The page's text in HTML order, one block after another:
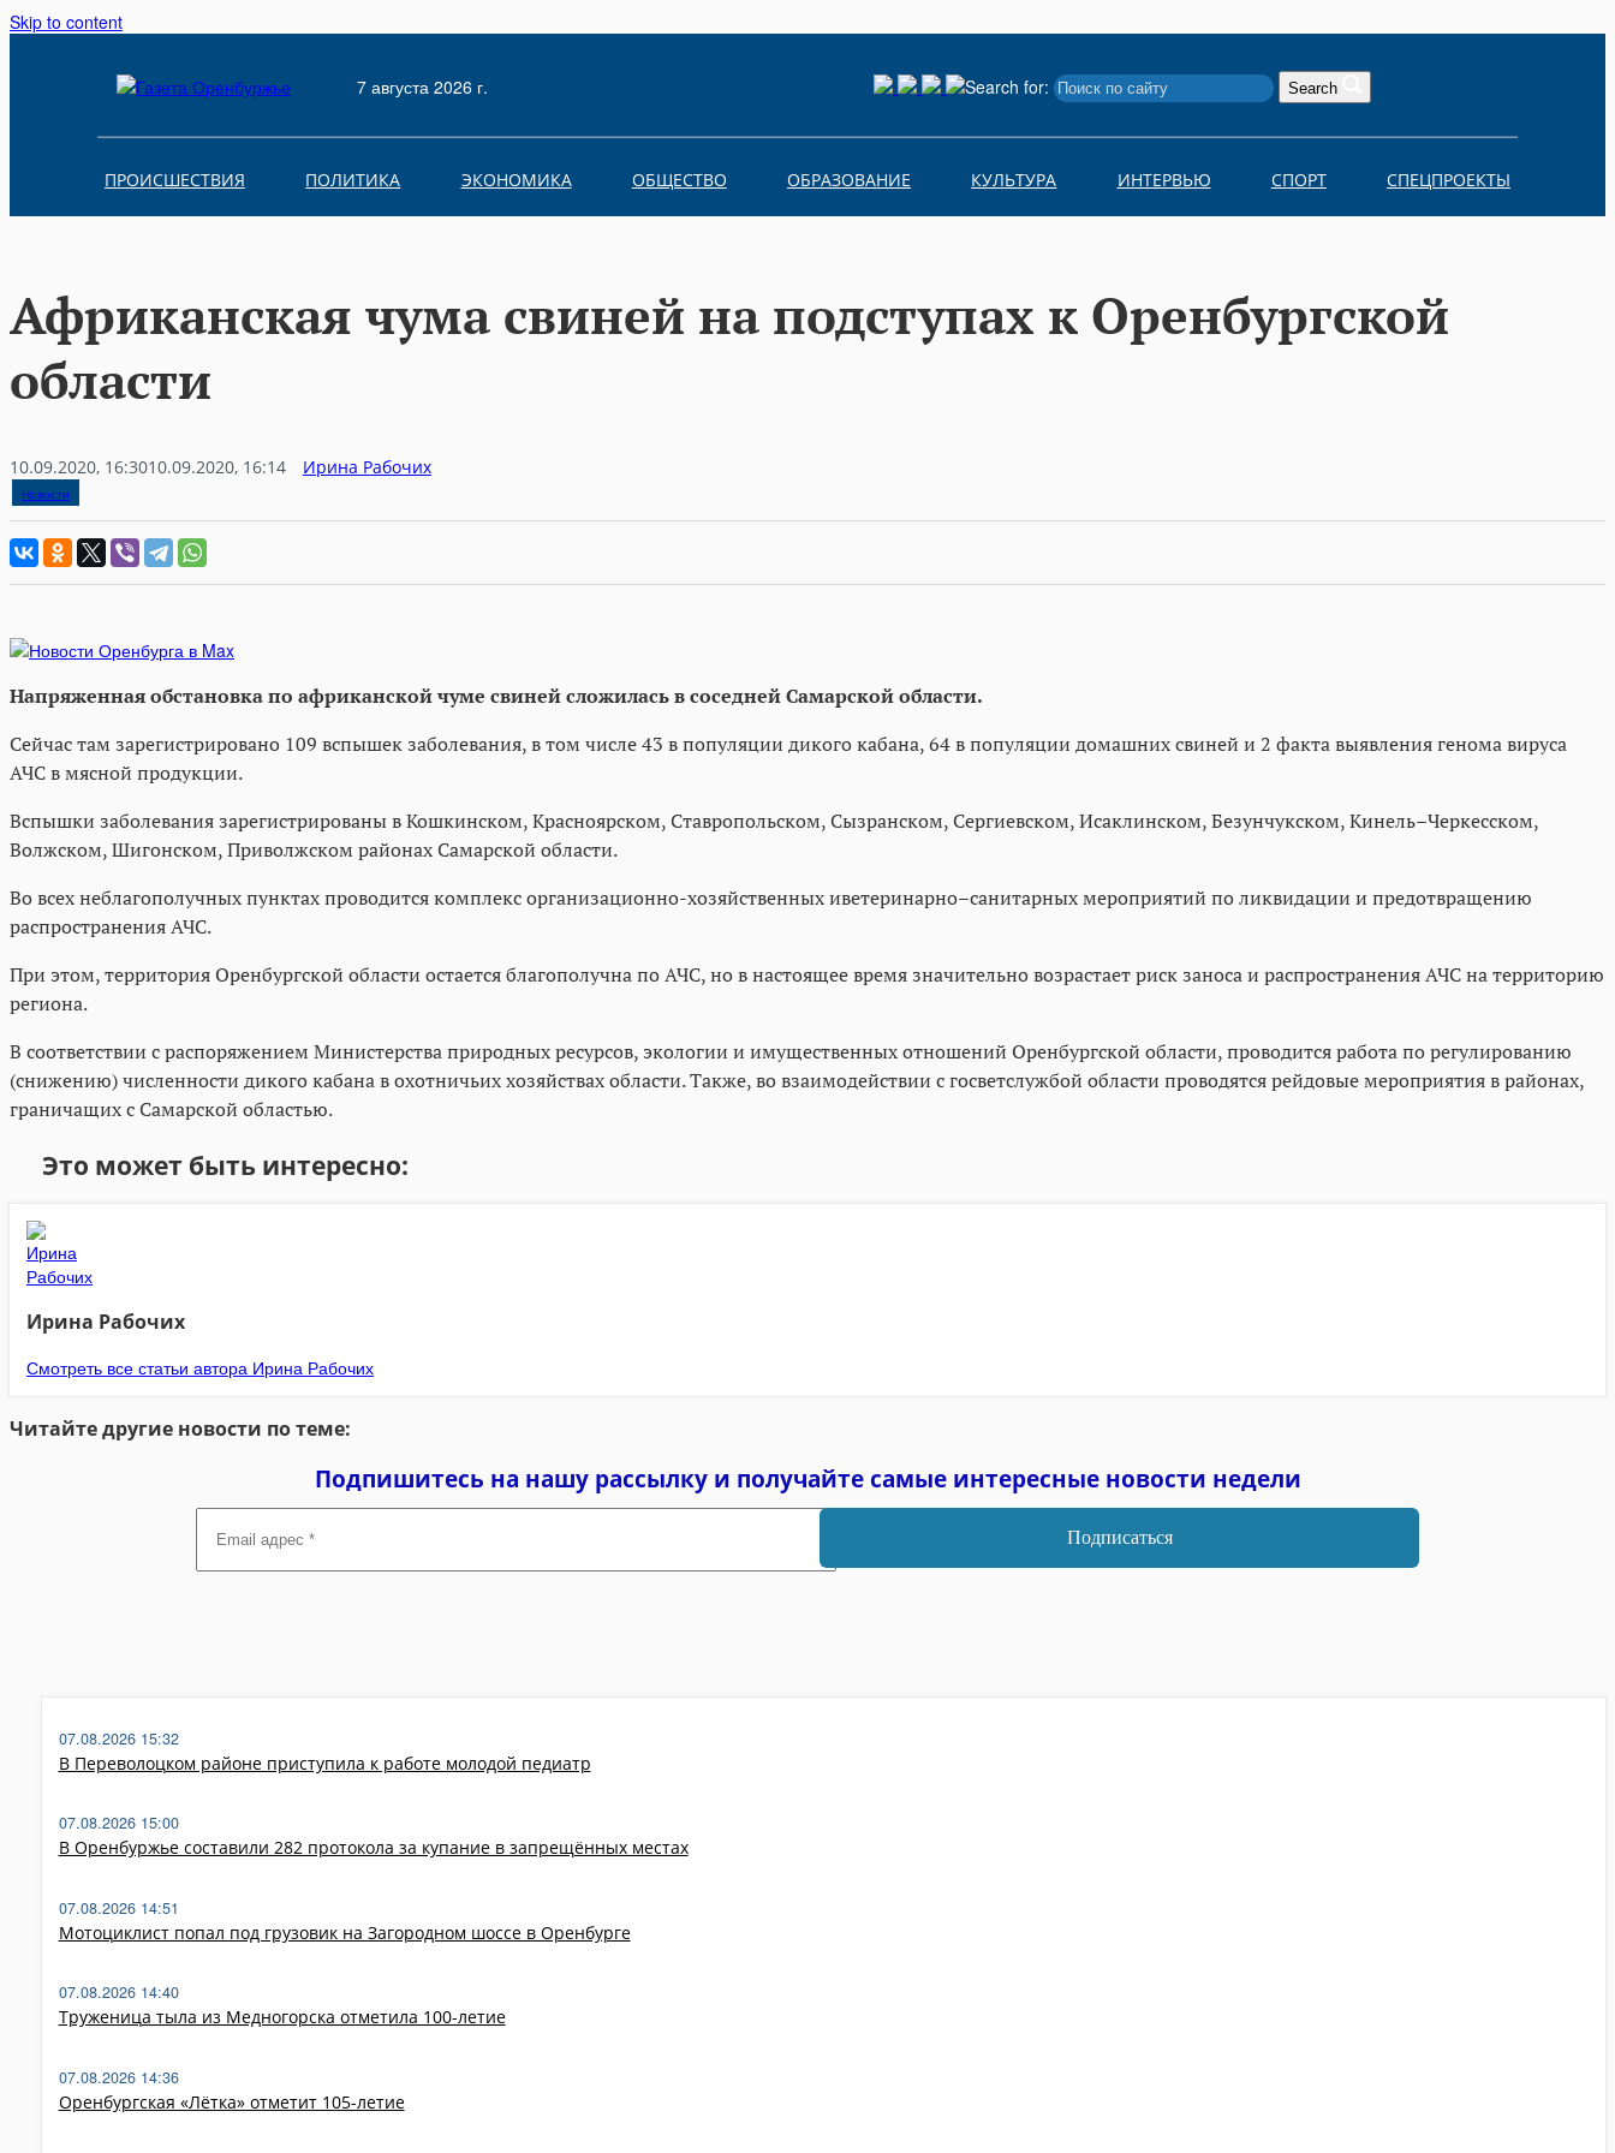
Skip to content
7 августа 2026 г. Search for: Search
ПРОИСШЕСТВИЯ ПОЛИТИКА ЭКОНОМИКА ОБЩЕСТВО ОБРАЗОВАНИЕ КУЛЬТУРА ИНТЕРВЬЮ СПОРТ СПЕЦПРОЕКТЫ
Африканская чума свиней на подступах к Оренбургской
области
10.09.2020, 16:3010.09.2020, 16:14 Ирина Рабочих
Новости
Напряженная обстановка по африканской чуме свиней сложилась в соседней Самарской области.
Сейчас там зарегистрировано 109 вспышек заболевания, в том числе 43 в популяции дикого кабана, 64 в популяции домашних свиней и 2 факта выявления генома вируса
АЧС в мясной продукции.
Вспышки заболевания зарегистрированы в Кошкинском, Красноярском, Ставропольском, Сызранском, Сергиевском, Исаклинском, Безунчукском, Кинель–Черкесском,
Волжском, Шигонском, Приволжском районах Самарской области.
Во всех неблагополучных пунктах проводится комплекс организационно-хозяйственных иветеринарно–санитарных мероприятий по ликвидации и предотвращению
распространения АЧС.
При этом, территория Оренбургской области остается благополучна по АЧС, но в настоящее время значительно возрастает риск заноса и распространения АЧС на территорию
региона.
В соответствии с распоряжением Министерства природных ресурсов, экологии и имущественных отношений Оренбургской области, проводится работа по регулированию
(снижению) численности дикого кабана в охотничьих хозяйствах области. Также, во взаимодействии с госветслужбой области проводятся рейдовые мероприятия в районах,
граничащих с Самарской областью.
Это может быть интересно:
Ирина Рабочих
Смотреть все статьи автора Ирина Рабочих
Читайте другие новости по теме:
Подпишитесь на нашу рассылку и получайте самые интересные новости недели
адрес
*
В Переволоцком районе приступила к работе молодой педиатр
07.08.2026 15:32
В Оренбуржье составили 282 протокола за купание в запрещённых местах
07.08.2026 15:00
Мотоциклист попал под грузовик на Загородном шоссе в Оренбурге
07.08.2026 14:51
Труженица тыла из Медногорска отметила 100-летие
07.08.2026 14:40
Оренбургская «Лётка» отметит 105-летие
07.08.2026 14:36